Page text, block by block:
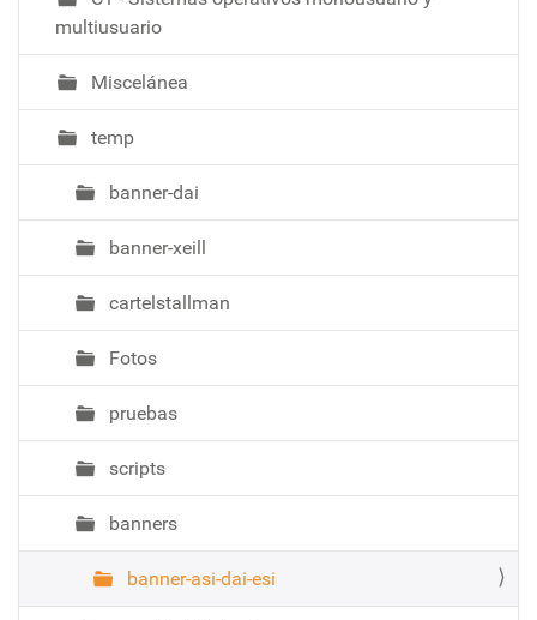
multiusuario
Miscelánea
temp
banner-dai
banner-xeill
cartelstallman
Fotos
pruebas
scripts
banners
banner-asi-dai-esi